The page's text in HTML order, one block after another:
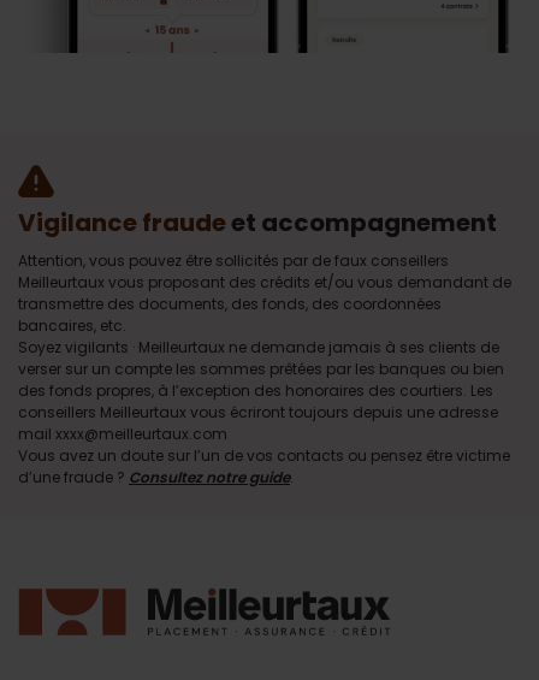
Vigilance fraudeet accompagnement
Attention, vous pouvez être sollicités par de faux conseillers
Meilleurtaux vous proposant des crédits et/ou vous demandant de
transmettre des documents, des fonds, des coordonnées
bancaires, etc.
Soyez vigilants · Meilleurtaux ne demande jamais à ses clients de
verser sur un compte les sommes prêtées par les banques ou bien
des fonds propres, à l’exception des honoraires des courtiers. Les
conseillers Meilleurtaux vous écriront toujours depuis une adresse
mail xxxx@meilleurtaux.com
Vous avez un doute sur l’un de vos contacts ou pensez être victime
d’une fraude ? Consultez notre guide.